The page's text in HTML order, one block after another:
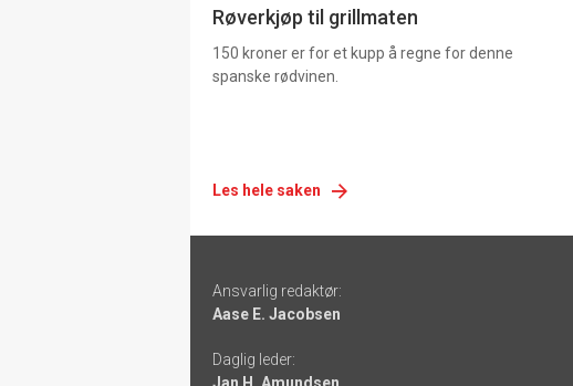
Røverkjøp til grillmaten
150 kroner er for et kupp å regne for denne
spanske rødvinen.
Les hele saken
-
links
Ansvarlig redaktør:
Aase E. Jacobsen
Daglig leder: